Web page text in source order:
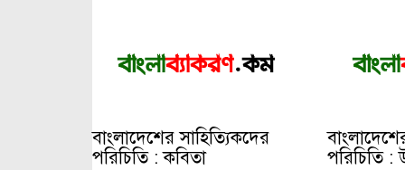
বাংলাদেশের সাহিত্যিকদের
পরিচিতি : কবিতা
পরিচিতি :